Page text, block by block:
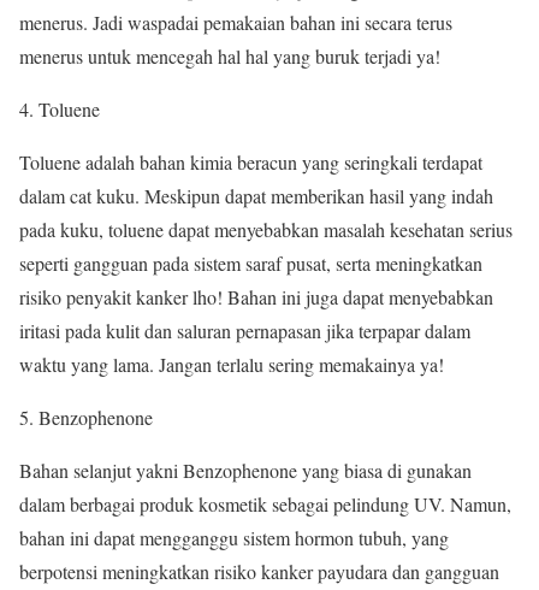
menerus. Jadi waspadai pemakaian bahan ini secara terus
menerus untuk mencegah hal hal yang buruk terjadi ya!
Toluene
Toluene adalah bahan kimia beracun yang seringkali terdapat
dalam cat kuku. Meskipun dapat memberikan hasil yang indah
pada kuku, toluene dapat menyebabkan masalah kesehatan serius
seperti gangguan pada sistem saraf pusat, serta meningkatkan
risiko penyakit kanker lho! Bahan ini juga dapat menyebabkan
iritasi pada kulit dan saluran pernapasan jika terpapar dalam
waktu yang lama. Jangan terlalu sering memakainya ya!
Benzophenone
Bahan selanjut yakni Benzophenone yang biasa di gunakan
dalam berbagai produk kosmetik sebagai pelindung UV. Namun,
bahan ini dapat mengganggu sistem hormon tubuh, yang
berpotensi meningkatkan risiko kanker payudara dan gangguan